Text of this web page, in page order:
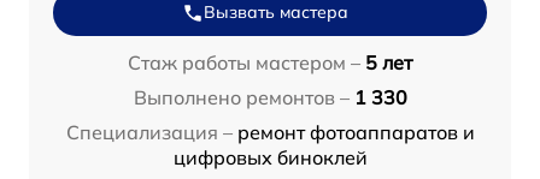
Вызвать мастера
Стаж работы мастером – 5 лет
Выполнено ремонтов – 1 330
Специализация – ремонт фотоаппаратов и
цифровых биноклей